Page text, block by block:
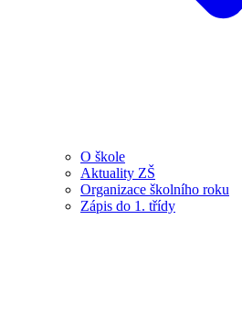
O škole
Aktuality ZŠ
Organizace školního roku
Zápis do 1. třídy